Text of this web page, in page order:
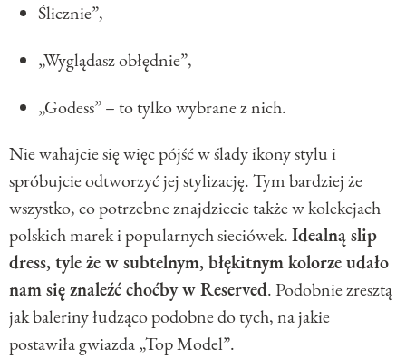
Ślicznie”,
„Wyglądasz obłędnie”,
„Godess” – to tylko wybrane z nich.
Nie wahajcie się więc pójść w ślady ikony stylu i
spróbujcie odtworzyć jej stylizację. Tym bardziej że
wszystko, co potrzebne znajdziecie także w kolekcjach
polskich marek i popularnych sieciówek.Idealną slip
dress, tyle że w subtelnym, błękitnym kolorze udało
nam się znaleźć choćby w Reserved. Podobnie zresztą
jak baleriny łudząco podobne do tych, na jakie
postawiła gwiazda „Top Model”.